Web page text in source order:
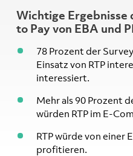
Wichtige Ergebnisse
to Pay von EBA und
78 Prozent der
Einsatz von RTP
interessiert.
Mehr als 90 Prozent
würden RTP im E-
RTP würde von einer
profitieren.